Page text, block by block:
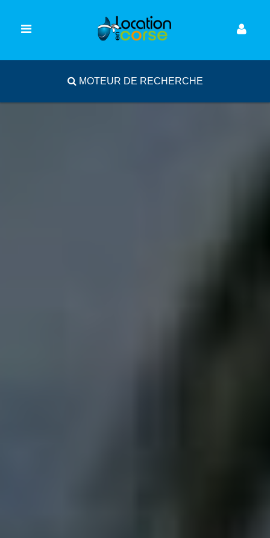
MOTEUR DE RECHERCHE